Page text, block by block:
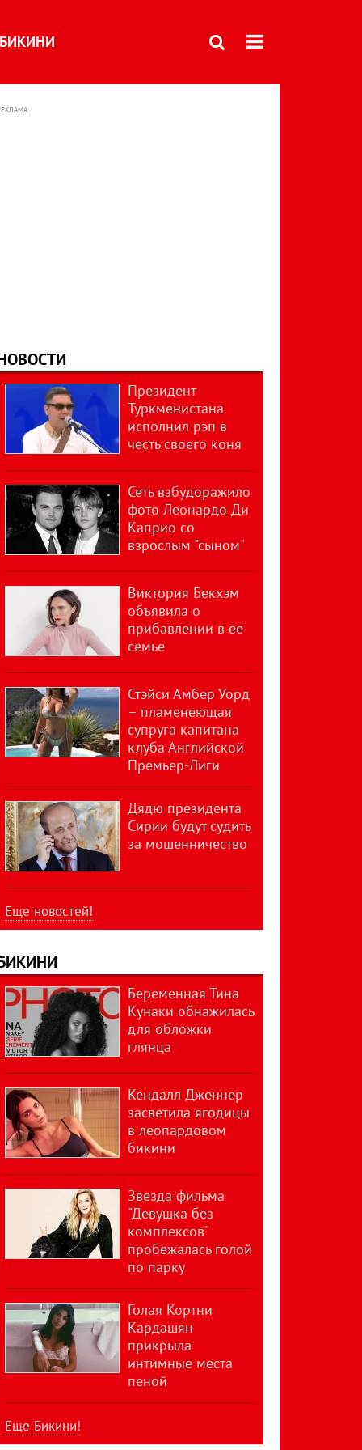
БИКИНИ
Президент
Туркменистана
исполнил рэп в
честь своего коня
Сеть взбудоражило
фото Леонардо Ди
Каприо со
взрослым "сыном"
Виктория Бекхэм
объявила о
прибавлении в ее
семье
Стэйси Амбер Уорд
– пламенеющая
супруга капитана
клуба Английской
Премьер-Лиги
Дядю президента
Сирии будут судить
за мошенничество
Еще новостей!
Беременная Тина
Кунаки обнажилась
для обложки
глянца
Кендалл Дженнер
засветила ягодицы
в леопардовом
бикини
Звезда фильма
"Девушка без
комплексов"
пробежалась голой
по парку
Голая Кортни
Кардашян
прикрыла
интимные места
пеной
Еще Бикини!